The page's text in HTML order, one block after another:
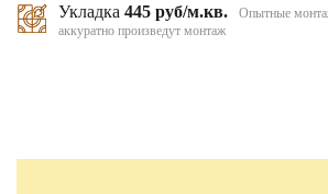
Укладка 445 руб/м.кв.
Опытные
аккуратно произведут монтаж